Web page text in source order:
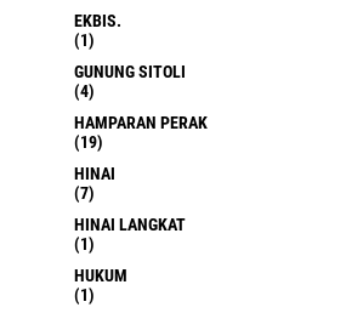
EKBIS.
(1)
GUNUNG SITOLI
(4)
HAMPARAN PERAK
(19)
HINAI
(7)
HINAI LANGKAT
(1)
HUKUM
(1)